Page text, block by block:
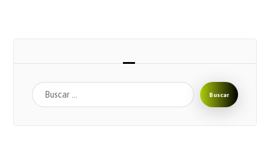
Buscar